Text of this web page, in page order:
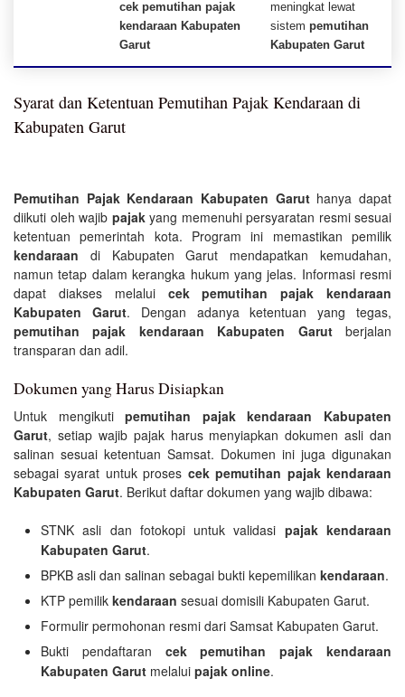
cek pemutihan pajak
kendaraan Kabupaten
Garut
meningkat lewat
sistem pemutihan
Kabupaten Garut
Syarat dan Ketentuan Pemutihan Pajak Kendaraan di
Kabupaten Garut
Pemutihan Pajak Kendaraan Kabupaten Garuthanya dapat
diikuti oleh wajib pajakyang memenuhi persyaratan resmi sesuai
ketentuan pemerintah kota. Program ini memastikan pemilik
kendaraan di Kabupaten Garut mendapatkan kemudahan,
namun tetap dalam kerangka hukum yang jelas. Informasi resmi
dapat diakses melalui cek pemutihan pajak kendaraan
Kabupaten Garut. Dengan adanya ketentuan yang tegas,
pemutihan pajak kendaraan Kabupaten Garutberjalan
transparan dan adil.
Dokumen yang Harus Disiapkan
Untuk mengikutipemutihan pajak kendaraan Kabupaten
Garut, setiap wajib pajak harus menyiapkan dokumen asli dan
salinan sesuai ketentuan Samsat. Dokumen ini juga digunakan
sebagai syarat untuk proses cek pemutihan pajak kendaraan
Kabupaten Garut. Berikut daftar dokumen yang wajib dibawa:
STNK asli dan fotokopi untuk validasi pajak kendaraan
Kabupaten Garut.
BPKB asli dan salinan sebagai bukti kepemilikan kendaraan.
KTP pemilik kendaraan sesuai domisili Kabupaten Garut.
Formulir permohonan resmi dari Samsat Kabupaten Garut.
Bukti pendaftaran cek pemutihan pajak kendaraan
Kabupaten Garut melalui pajak online.